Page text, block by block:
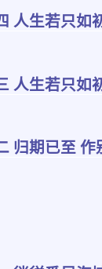
人生若只如
人生若只如
归期已至 作